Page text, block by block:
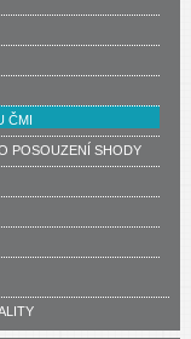
ČMI
POSOUZENÍ SHODY